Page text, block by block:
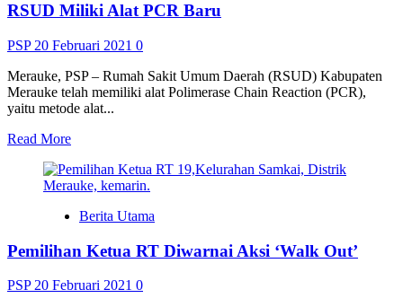
Betaubun:
Tanya
Inspektorat
RSUD Miliki Alat PCR Baru
PSP 20 Februari 2021 0
Merauke, PSP – Rumah Sakit Umum Daerah (RSUD) Kabupaten
Merauke telah memiliki alat Polimerase Chain Reaction (PCR),
yaitu metode alat...
Read MoreRead
about
RSUD
Alat
Baru
Berita Utama
Pemilihan Ketua RT Diwarnai Aksi ‘Walk Out’
PSP20 Februari 2021 0